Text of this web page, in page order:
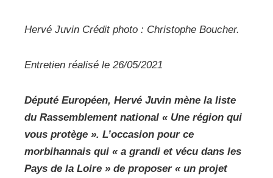
Hervé Juvin Crédit photo : Christophe Boucher.
Entretien réalisé le 26/05/2021
Député Européen, Hervé Juvin mène la liste
du Rassemblement national « Une région qui
vous protège ». L’occasion pour ce
morbihannais qui « a grandi et vécu dans les
Pays de la Loire » de proposer « un projet